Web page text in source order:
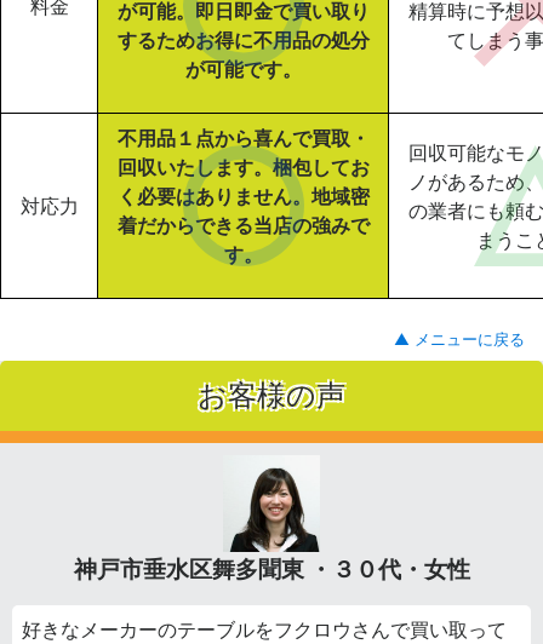
料金
が可能。即日即金で買い取り
するためお得に不用品の処分
が可能です。
精算時に予想
てしまう
対応力
不用品１点から喜んで買取・
回収いたします。梱包してお
く必要はありません。地域密
着だからできる当店の強みで
す。
回収可能なモ
ノがあるため
の業者にも頼
まうこ
▲ メニューに戻る
お客様の声
神戸市垂水区舞多聞東 ・３０代・女性
好きなメーカーのテーブルをフクロウさんで買い取って